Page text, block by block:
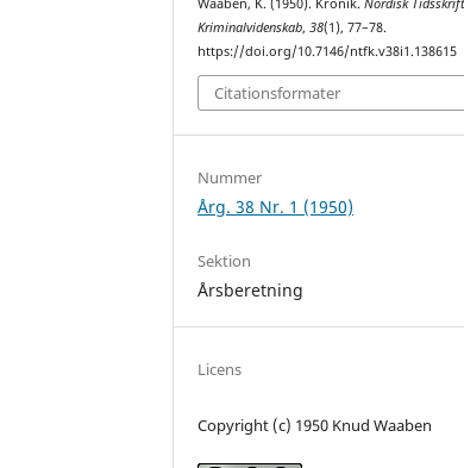
Waaben, K. (1950). Kronik.Nordisk
Kriminalvidenskab,38(1), 77–78.
https://doi.org/10.7146/ntfk.v38i1.138615
Citationsformater
Nummer
Årg. 38 Nr. 1 (1950)
Sektion
Årsberetning
Licens
Copyright (c) 1950 Knud Waaben